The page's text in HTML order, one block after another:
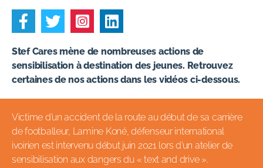
Stef Cares mène de nombreuses actions de
sensibilisation à destination des jeunes. Retrouvez
certaines de nos actions dans les vidéos ci-dessous.
Victime d’un accident de la route au début de sa carrière
de footballeur, Lamine Koné, défenseur international
ivoirien est intervenu début juin 2021 lors d’un atelier de
sensibilisation aux dangers du « text and drive ».